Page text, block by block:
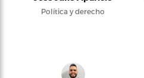
Política y derecho